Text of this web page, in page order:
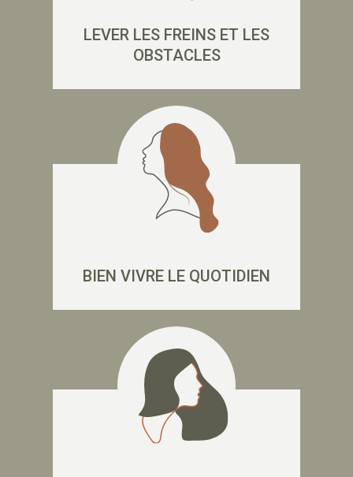
LEVER LES FREINS ET LES
OBSTACLES
BIEN VIVRE LE QUOTIDIEN